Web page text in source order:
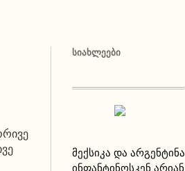
ᲡᲘᲐᲮᲚᲔᲔᲑᲘ
მექსიკა და არგენტინა
ინფანტინოსკენ არიან